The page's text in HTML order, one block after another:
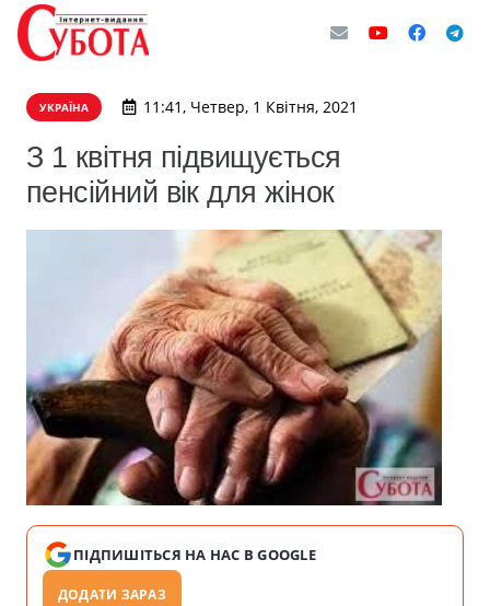
УКРАЇНА 11:41, Четвер, 1 Квітня, 2021
З 1 квітня підвищується
пенсійний вік для жінок
ПІДПИШІТЬСЯ НА НАС В GOOGLE
ДОДАТИ ЗАРАЗ